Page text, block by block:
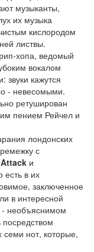
музыканты,
их музыка
кислородом
листвы.
хопа, ведомый
вокалом
звуки кажутся
- невесомыми.
ретуширован
пением Рейчел и
лондонских
с
и
есть в их
заключенное
в интересной
необъяснимом
нот, которые,